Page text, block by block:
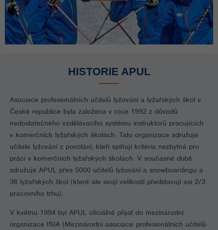
HISTORIE APUL
Asociace profesionálních učitelů lyžování a lyžařských škol v
České republice byla založena v roce 1992 z důvodů
nedostatečného vzdělávacího systému instruktorů pracujících
v komerčních lyžařských školách. Tato organizace sdružuje
učitele lyžování z povolání, kteří splňují kritéria nezbytná pro
práci v komerčních lyžařských školách. V současné době
sdružuje APUL přes 5000 učitelů lyžování a snowboardingu a
36 lyžařských škol (které ale svojí velikostí představují asi 2/3
pracovního trhu).
V květnu 1994 byl APUL oficiálně přijat do mezinárodní
organizace ISIA (Mezinárodní asociace profesionálních učitelů